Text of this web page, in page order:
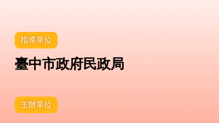
指導單位
臺中市政府民政局
主辦單位